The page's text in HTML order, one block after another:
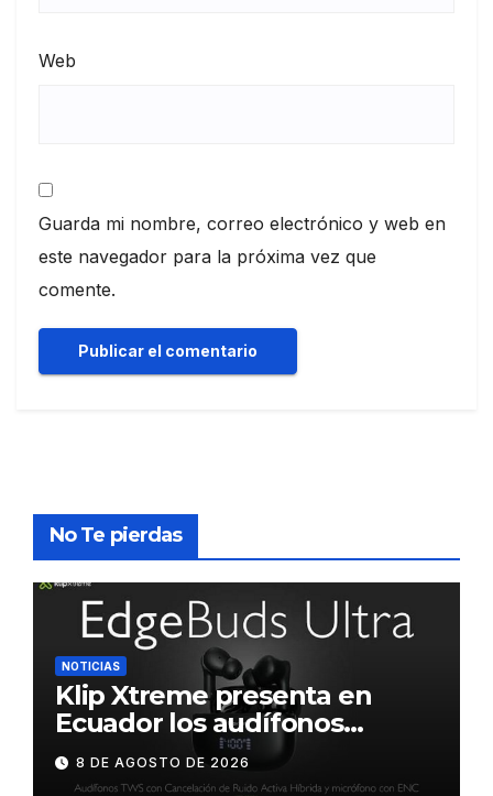
Web
Guarda mi nombre, correo electrónico y web en
este navegador para la próxima vez que
comente.
No Te pierdas
NOTICIAS
Klip Xtreme presenta en
Ecuador los audífonos
DynaBuds con sonido
inteligente y control táctil
8 DE AGOSTO DE 2026